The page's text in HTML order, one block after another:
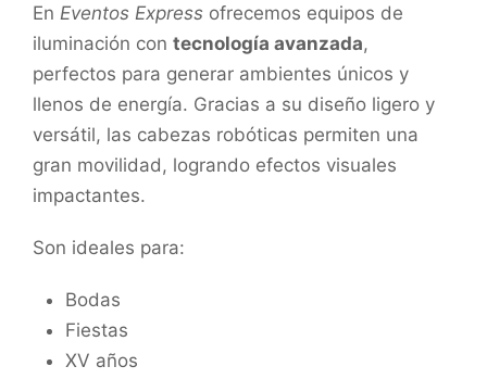
En Eventos Express ofrecemos equipos de
iluminación con tecnología avanzada,
perfectos para generar ambientes únicos y
llenos de energía. Gracias a su diseño ligero y
versátil, las cabezas robóticas permiten una
gran movilidad, logrando efectos visuales
impactantes.
Son ideales para:
Bodas
Fiestas
XV años